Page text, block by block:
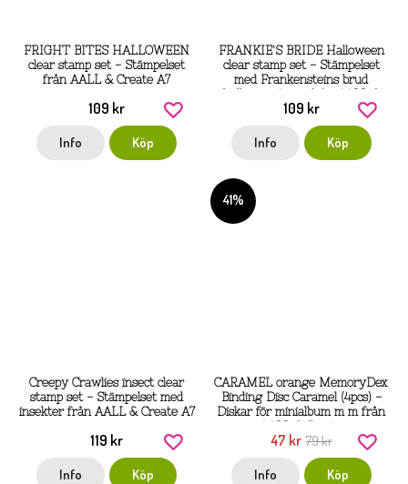
FRIGHT BITES HALLOWEEN
clear stamp set - Stämpelset
från AALL & Create A7
109 kr
Info Köp
FRANKIE'S BRIDE Halloween
clear stamp set - Stämpelset
med Frankensteins brud
halloweentema från AALL &
Create A7
109 kr
Info Köp
Creepy Crawlies insect clear
stamp set - Stämpelset med
insekter från AALL & Create A7
119 kr
Info Köp
41%
CARAMEL orange MemoryDex
Binding Disc Caramel (4pcs) -
Diskar för minialbum m m från
AALL & Create
47 kr 79 kr
Info Köp